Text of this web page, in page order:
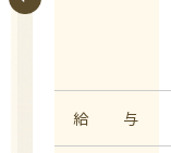
給 与